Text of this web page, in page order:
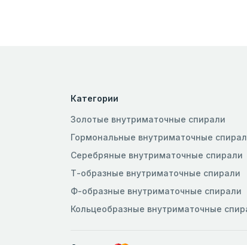
Категории
Золотые внутриматочные спирали
Гормональные внутриматочные
Серебряные внутриматочные спирали
Т-образные внутриматочные спирали
Ф-образные внутриматочные спирали
Кольцеобразные внутриматочные